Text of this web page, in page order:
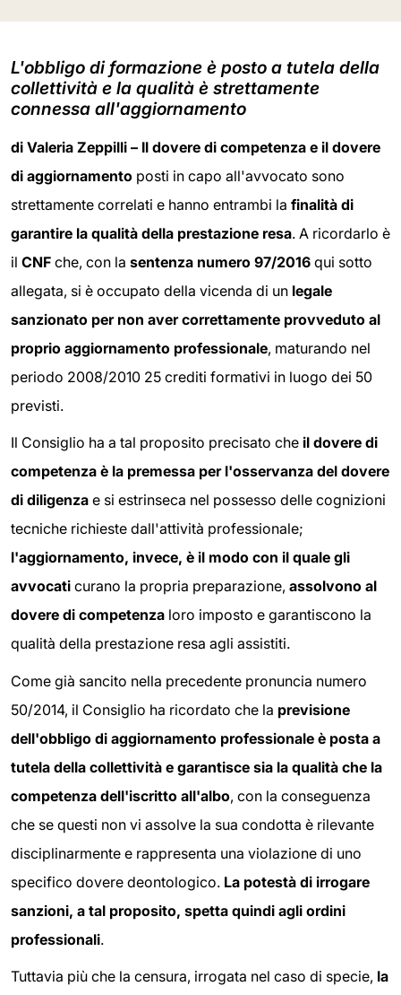
L'obbligo di formazione è posto a tutela della
collettività e la qualità è strettamente
connessa all'aggiornamento
di Valeria Zeppilli – Il dovere di competenza e il dovere
di aggiornamento posti in capo all'avvocato sono
strettamente correlati e hanno entrambi la finalità di
garantire la qualità della prestazione resa. A ricordarlo è
il CNF che, con la sentenza numero 97/2016 qui sotto
allegata, si è occupato della vicenda di un legale
sanzionato per non aver correttamente provveduto al
proprio aggiornamento professionale, maturando nel
periodo 2008/2010 25 crediti formativi in luogo dei 50
previsti.
Il Consiglio ha a tal proposito precisato che il dovere di
competenza è la premessa per l'osservanza del dovere
di diligenza e si estrinseca nel possesso delle cognizioni
tecniche richieste dall'attività professionale;
l'aggiornamento, invece, è il modo con il quale gli
avvocati curano la propria preparazione, assolvono al
dovere di competenza loro imposto e garantiscono la
qualità della prestazione resa agli assistiti.
Come già sancito nella precedente pronuncia numero
50/2014, il Consiglio ha ricordato che la previsione
dell'obbligo di aggiornamento professionale è posta a
tutela della collettività e garantisce sia la qualità che la
competenza dell'iscritto all'albo, con la conseguenza
che se questi non vi assolve la sua condotta è rilevante
disciplinarmente e rappresenta una violazione di uno
specifico dovere deontologico. La potestà di irrogare
sanzioni, a tal proposito, spetta quindi agli ordini
professionali.
Tuttavia più che la censura, irrogata nel caso di specie, la